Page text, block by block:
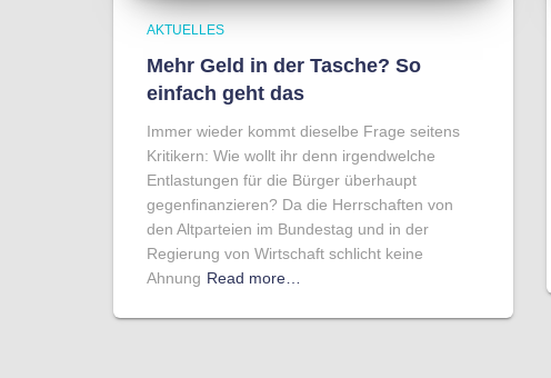
AKTUELLES
Mehr Geld in der Tasche? So
einfach geht das
Immer wieder kommt dieselbe Frage seitens
Kritikern: Wie wollt ihr denn irgendwelche
Entlastungen für die Bürger überhaupt
gegenfinanzieren? Da die Herrschaften von
den Altparteien im Bundestag und in der
Regierung von Wirtschaft schlicht keine
Ahnung Read more…